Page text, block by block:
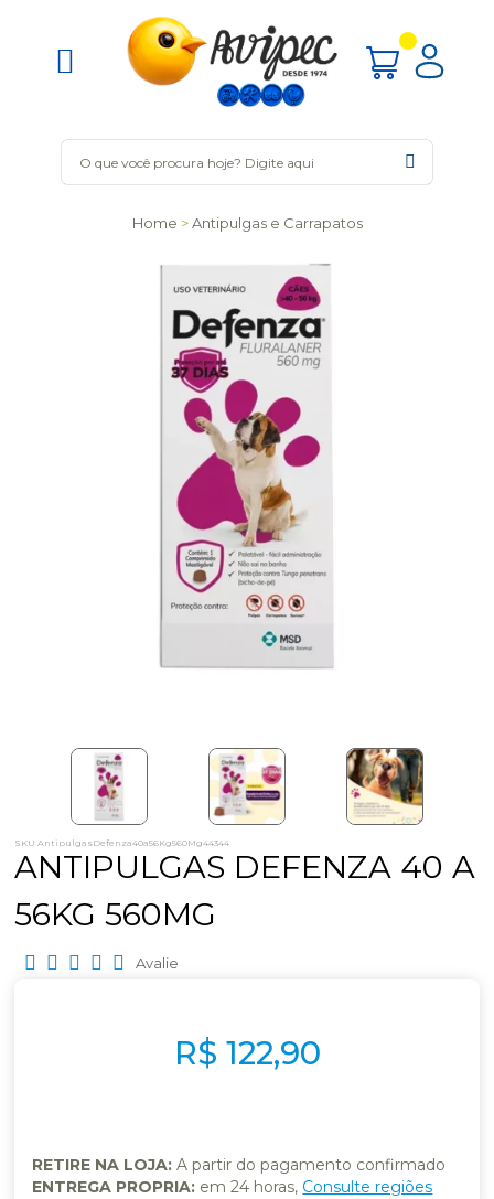
Home Antipulgas e Carrapatos
SKU AntipulgasDefenza40a56Kg560Mg44344
ANTIPULGAS DEFENZA 40 A
56KG 560MG
Avalie
R$ 122,90
RETIRE NA LOJA: A partir do pagamento confirmado
ENTREGA PROPRIA: em 24 horas, Consulte regiões